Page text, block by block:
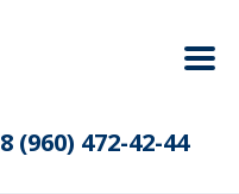
8 (960) 472-42-44